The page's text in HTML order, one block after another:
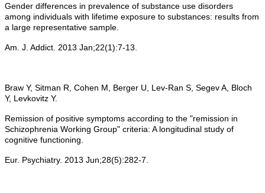
Gender differences in prevalence of substance use disorders
among individuals with lifetime exposure to substances: results from
a large representative sample.
Am. J. Addict. 2013 Jan;22(1):7-13.
Braw Y, Sitman R, Cohen M, Berger U, Lev-Ran S, Segev A, Bloch
Y, Levkovitz Y.
Remission of positive symptoms according to the "remission in
Schizophrenia Working Group" criteria: A longitudinal study of
cognitive functioning.
Eur. Psychiatry. 2013 Jun;28(5):282-7.